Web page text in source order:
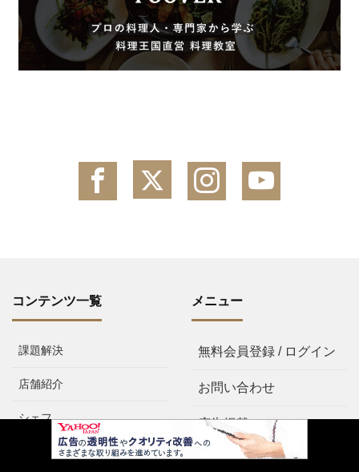
コンテンツ一覧
課題解決
店舗紹介
シェフ
料理・レシピ
メニュー
無料会員登録 / ログイン
お問い合わせ
広告掲載について
プライバシーポリシー